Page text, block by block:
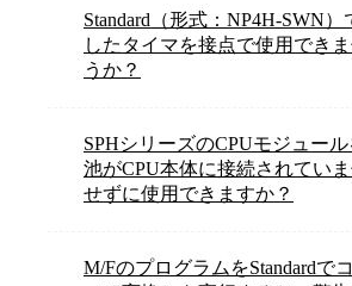
Standard（形式：NP4H-SWN
したタイマを接点で使用でき
うか？
SPHシリーズのCPUモジュー
池がCPU本体に接続されてい
せずに使用できますか？
M/FのプログラムをStandardで